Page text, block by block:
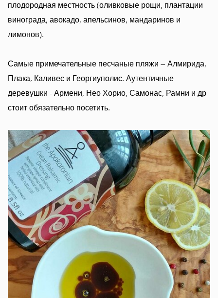
плодородная местность (оливковые рощи, плантации
винограда, авокадо, апельсинов, мандаринов и
лимонов).
Самые примечательные песчаные пляжи — Алмирида,
Плака, Каливес и Георгиуполис. Аутентичные
деревушки - Армени, Нео Хорио, Самонас, Рамни и др
стоит обязательно посетить.